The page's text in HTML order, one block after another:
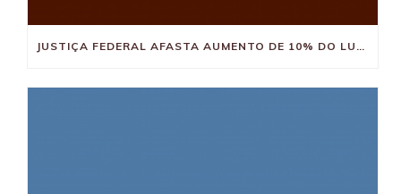
JUSTIÇA FEDERAL AFASTA AUMENTO DE 10% DO LUCRO PRESUMIDO